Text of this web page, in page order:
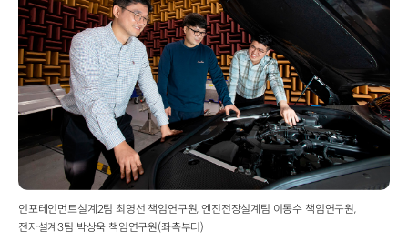
인포테인먼트설계2팀 최영선 책임연구원, 엔진전장설계팀 이동수 책임연구원,
전자설계3팀 박상욱 책임연구원(좌측부터)